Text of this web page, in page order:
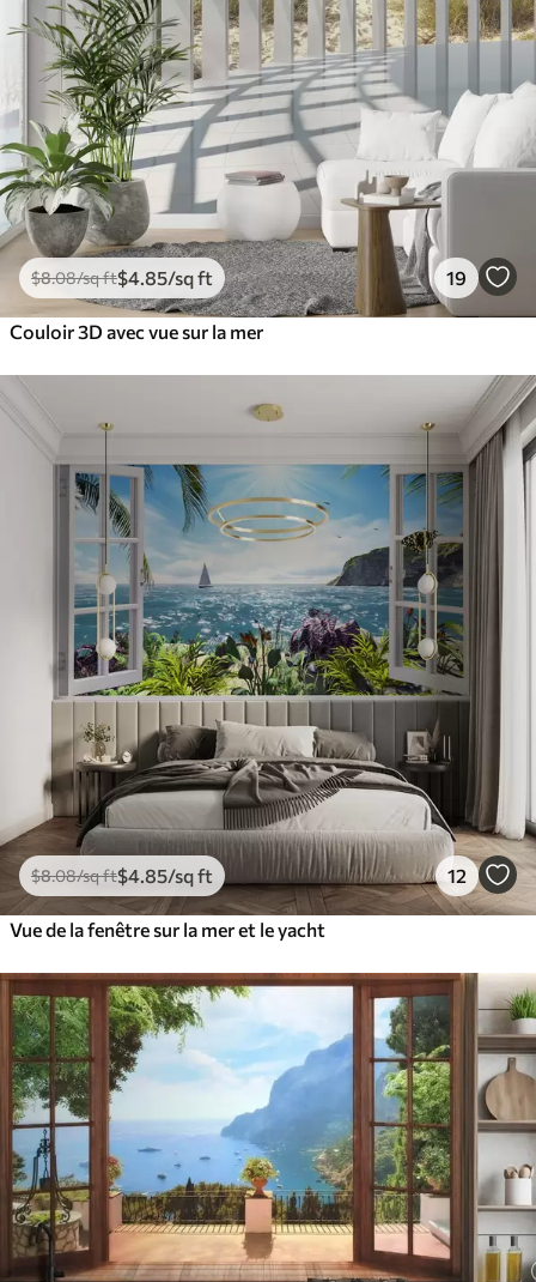
$8.08/sq ft$4 .85/sq ft 19
Couloir 3D avec vue sur la mer
$8.08/sq ft$4 .85/sq ft 12
Vue de la fenêtre sur la mer et le yacht